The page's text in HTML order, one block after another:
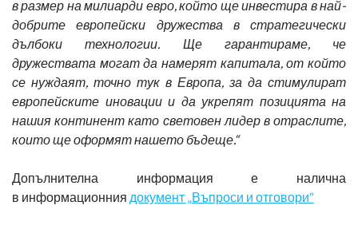
в размер на милиарди евро, който ще инвестира в най-
добрите европейски дружества в стратегически
дълбоки технологии. Ще гарантираме, че
дружествата могат да намерят капитала, от който
се нуждаят, точно тук в Европа, за да стимулират
европейските иновации и да укрепят позицията на
нашия континент като световен лидер в отраслите,
които ще оформят нашето бъдеще.“
Допълнителна информация е налична
в информационния документ „Въпроси и отговори“